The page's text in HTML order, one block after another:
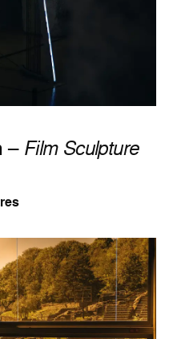
– Film Sculpture